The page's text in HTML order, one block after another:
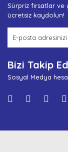
Sürpriz fırsatlar
ücretsiz kaydolun!
Bizi Takip
Sosyal Medya